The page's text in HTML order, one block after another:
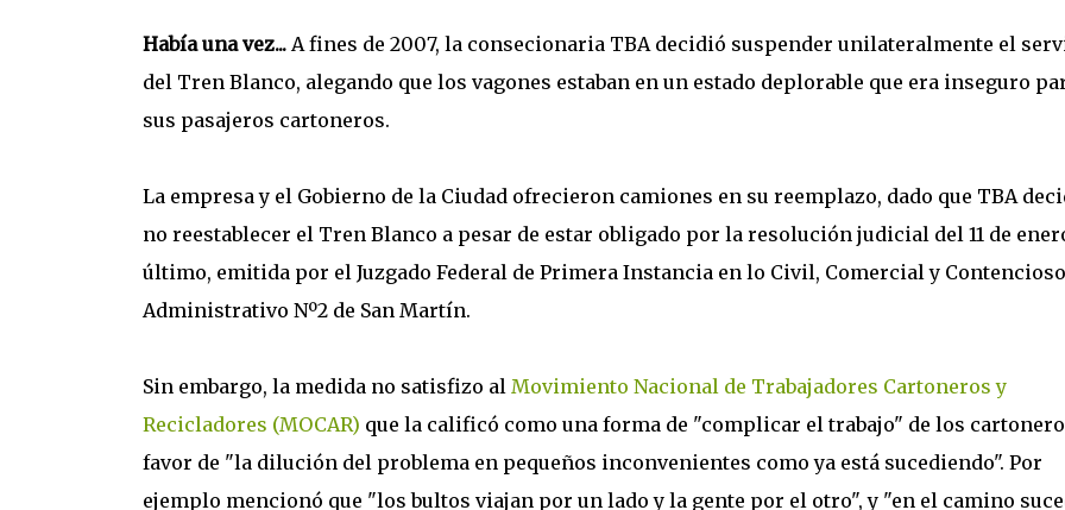
Había una vez... A fines de 2007, la consecionaria TBA decidió suspender unilateralmente el
del Tren Blanco, alegando que los vagones estaban en un estado deplorable que era inseguro
sus pasajeros cartoneros.
La empresa y el Gobierno de la Ciudad ofrecieron camiones en su reemplazo, dado que TBA
no reestablecer el Tren Blanco a pesar de estar obligado por la resolución judicial del 11 de
último, emitida por el Juzgado Federal de Primera Instancia en lo Civil, Comercial y Contencioso
Administrativo Nº2 de San Martín.
Sin embargo, la medida no satisfizo al Movimiento Nacional de Trabajadores Cartoneros y
Recicladores (MOCAR) que la calificó como una forma de "complicar el trabajo" de los
favor de "la dilución del problema en pequeños inconvenientes como ya está sucediendo". Por
ejemplo mencionó que "los bultos viajan por un lado y la gente por el otro", y "en el camino